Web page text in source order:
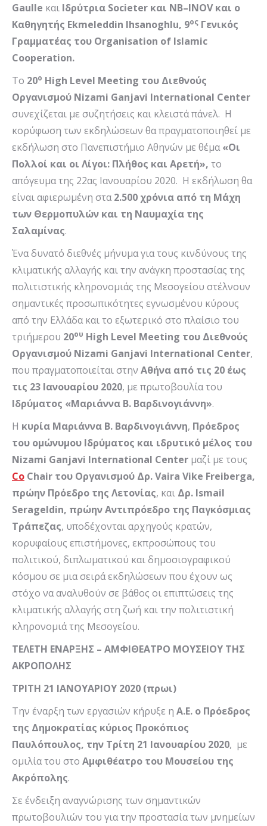
Gaulle και Ιδρύτρια Societer και NB–INOVκαι ο
Καθηγητής Ekmeleddin Ihsanoghlu, 9ος Γενικός
Γραμματέας του Organisation of Islamic
Cooperation.
Το 20ο High Level Meeting του Διεθνούς
Οργανισμού Nizami Ganjavi International Center
συνεχίζεται με συζητήσεις και κλειστά πάνελ. Η
κορύφωση των εκδηλώσεων θα πραγματοποιηθεί με
εκδήλωση στο Πανεπιστήμιο Αθηνών με θέμα«Οι
Πολλοί και οι Λίγοι: Πλήθος και Αρετή», το
απόγευμα της 22ας Ιανουαρίου 2020. Η εκδήλωση θα
είναι αφιερωμένη στα2.500 χρόνια από τη Μάχη
των Θερμοπυλών και τη Ναυμαχία της
Σαλαμίνας.
Ένα δυνατό διεθνές μήνυμα για τους κινδύνους της
κλιματικής αλλαγής και την ανάγκη προστασίας της
πολιτιστικής κληρονομιάς της Μεσογείου στέλνουν
σημαντικές προσωπικότητες εγνωσμένου κύρους
από την Ελλάδα και το εξωτερικό στο πλαίσιο του
τριήμερου 20ου High Level Meeting του Διεθνούς
Οργανισμού Nizami Ganjavi International Center,
που πραγματοποιείται στην Αθήνα από τις 20 έως
τις 23 Ιανουαρίου 2020, με πρωτοβουλία του
Ιδρύματος «Μαριάννα Β. Βαρδινογιάννη».
Η κυρία Μαριάννα Β. Βαρδινογιάννη, Πρόεδρος
του ομώνυμου Ιδρύματος και ιδρυτικό μέλος του
Nizami Ganjavi International Center μαζί με τους
Co Chair του Οργανισμού Δρ.Vaira Vike Freiberga,
πρώην Πρόεδρο της Λετονίας, και Δρ. Ismail
Serageldin, πρώην Αντιπρόεδρο της Παγκόσμιας
Τράπεζας, υποδέχονται αρχηγούς κρατών,
κορυφαίους επιστήμονες, εκπροσώπους του
πολιτικού, διπλωματικού και δημοσιογραφικού
κόσμου σε μια σειρά εκδηλώσεων που έχουν ως
στόχο να αναλυθούν σε βάθος οι επιπτώσεις της
κλιματικής αλλαγής στη ζωή και την πολιτιστική
κληρονομιά της Μεσογείου.
ΤΕΛΕΤΗ ΕΝΑΡΞΗΣ – ΑΜΦΙΘΕΑΤΡΟ ΜΟΥΣΕΙΟΥ ΤΗΣ
ΑΚΡΟΠΟΛΗΣ
ΤΡΙΤΗ 21 ΙΑΝΟΥΑΡΙΟΥ 2020 (πρωι)
Την έναρξη των εργασιών κήρυξε η Α.Ε. ο Πρόεδρος
της Δημοκρατίας κύριος Προκόπιος
Παυλόπουλος, την Τρίτη 21 Ιανουαρίου 2020, με
ομιλία του στο Αμφιθέατρο του Μουσείου της
Ακρόπολης.
Σε ένδειξη αναγνώρισης των σημαντικών
πρωτοβουλιών του για την προστασία των μνημείων